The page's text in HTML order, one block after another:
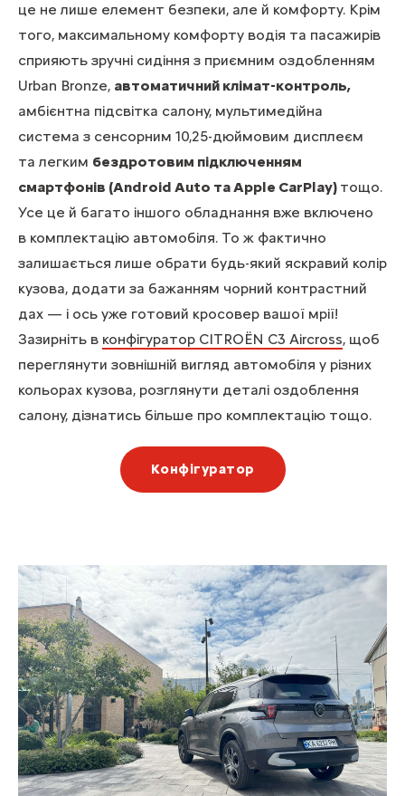
це не лише елемент безпеки, але й комфорту. Крім
того, максимальному комфорту водія та пасажирів
сприяють зручні сидіння з приємним оздобленням
Urban Bronze, автоматичний клімат-контроль,
амбієнтна підсвітка салону, мультимедійна
система з сенсорним 10,25-дюймовим дисплеєм
та легким бездротовим підключенням
смартфонів (Android Auto та Apple CarPlay) тощо.
Усе це й багато іншого обладнання вже включено
в комплектацію автомобіля. То ж фактично
залишається лише обрати будь-який яскравий колір
кузова, додати за бажанням чорний контрастний
дах — і ось уже готовий кросовер вашої мрії!
Зазирніть в конфігуратор CITROЁN C3 Aircross, щоб
переглянути зовнішній вигляд автомобіля у різних
кольорах кузова, розглянути деталі оздоблення
салону, дізнатись більше про комплектацію тощо.
Конфігуратор